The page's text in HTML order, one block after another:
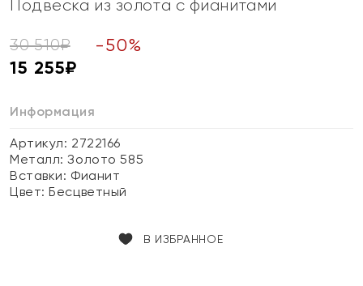
Подвеска из золота с фианитами
30 510₽ -50%
15 255₽
Информация
Артикул: 2722166
Металл:Золото 585
Вставки: Фианит
Цвет:Бесцветный
В ИЗБРАННОЕ